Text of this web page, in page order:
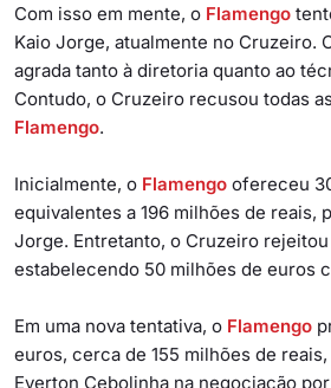
Com isso em mente, o Flamengo
Kaio Jorge, atualmente no Cruzeiro.
agrada tanto à diretoria quanto ao
Contudo, o Cruzeiro recusou todas
Flamengo.
Inicialmente, o Flamengo ofereceu
equivalentes a 196 milhões de reais,
Jorge. Entretanto, o Cruzeiro
estabelecendo 50 milhões de euros
Em uma nova tentativa, o Flamengo
euros, cerca de 155 milhões de
Everton Cebolinha na negociação